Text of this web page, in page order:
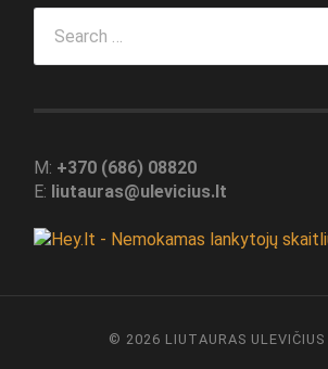
for:
M: +370 (686) 08820
E: liutauras@ulevicius.lt
© 2026 LIUTAURAS ULEVIČIUS